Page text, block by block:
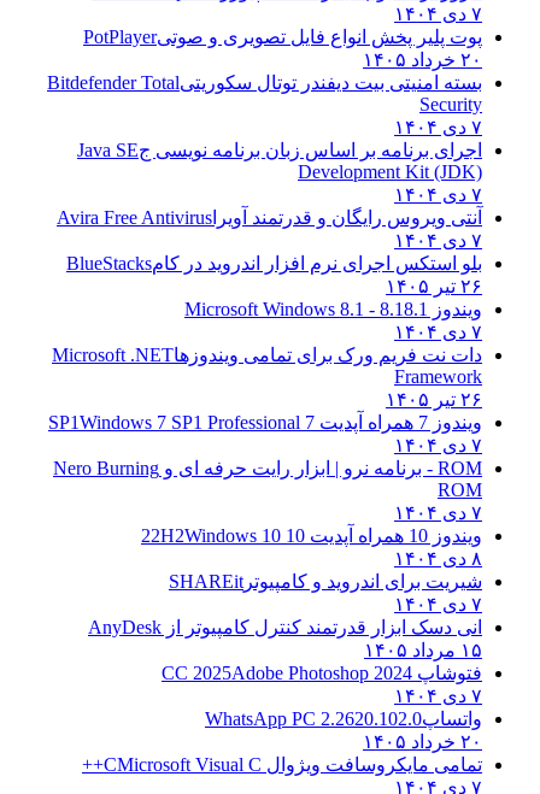
۷ دی ۱۴۰۴
پوت پلیر پخش انواع فایل تصویری و صوتیPotPlayer
۲۰ خرداد ۱۴۰۵
بسته امنیتی بیت دیفندر توتال سکوریتیBitdefender Total
Security
۷ دی ۱۴۰۴
اجرای برنامه بر اساس زبان برنامه نویسی جJava SE
Development Kit (JDK)
۷ دی ۱۴۰۴
آنتی ویروس رایگان و قدرتمند آویرا Avira Free Antivirus
۷ دی ۱۴۰۴
بلو استکس اجرای نرم افزار اندروید در کامBlueStacks
۲۶ تیر ۱۴۰۵
ویندوز 8.1
8.1 - Microsoft Windows 8.1
۷ دی ۱۴۰۴
دات نت فریم ورک برای تمامی ویندوزهاMicrosoft .NET
Framework
۲۶ تیر ۱۴۰۵
ویندوز 7 همراه آپدیت 7 SP1
Windows 7 SP1 Professional
۷ دی ۱۴۰۴
ROM - برنامه نرو | ابزار رایت حرفه ای و
Nero Burning
ROM
۷ دی ۱۴۰۴
ویندوز 10 همراه آپدیت 10 22H2
Windows 10
۸ دی ۱۴۰۴
شیریت برای اندروید و کامپیوتر SHAREit
۷ دی ۱۴۰۴
انی دسک ابزار قدرتمند کنترل کامپیوتر از AnyDesk
۱۵ مرداد ۱۴۰۵
فتوشاپ CC 2025 Adobe Photoshop 2024
۷ دی ۱۴۰۴
واتساپWhatsApp PC 2.2620.102.0
۲۰ خرداد ۱۴۰۵
تمامی مایکروسافت ویژوال C Microsoft Visual C++
۷ دی ۱۴۰۴